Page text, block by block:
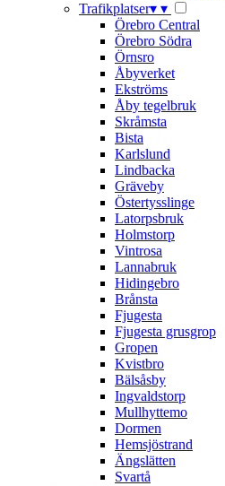
Trafikplatser▾ ▾
Örebro Central
Örebro Södra
Örnsro
Åbyverket
Ekströms
Åby tegelbruk
Skråmsta
Bista
Karlslund
Lindbacka
Gräveby
Östertysslinge
Latorpsbruk
Holmstorp
Vintrosa
Lannabruk
Hidingebro
Brånsta
Fjugesta
Fjugesta grusgrop
Gropen
Kvistbro
Bälsåsby
Ingvaldstorp
Mullhyttemo
Dormen
Hemsjöstrand
Ängslätten
Svartå